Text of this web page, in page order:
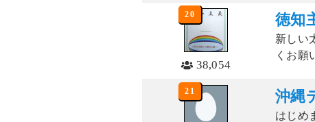
20
38,054
徳知
新しい
くお願
21 沖縄
はじめ